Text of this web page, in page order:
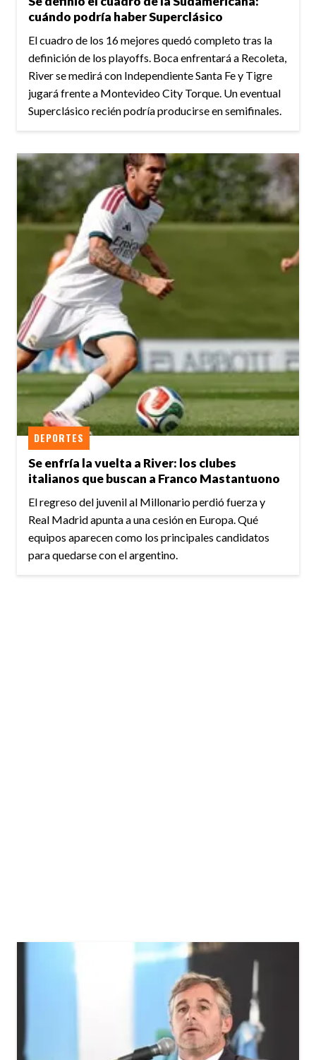
cuándo podría haber Superclásico
El cuadro de los 16 mejores quedó completo tras la
definición de los playoffs. Boca enfrentará a Recoleta,
River se medirá con Independiente Santa Fe y Tigre
jugará frente a Montevideo City Torque. Un eventual
Superclásico recién podría producirse en semifinales.
Se enfría la vuelta a River: los clubes
italianos que buscan a Franco Mastantuono
DEPORTES
El regreso del juvenil al Millonario perdió fuerza y
Real Madrid apunta a una cesión en Europa. Qué
equipos aparecen como los principales candidatos
para quedarse con el argentino.